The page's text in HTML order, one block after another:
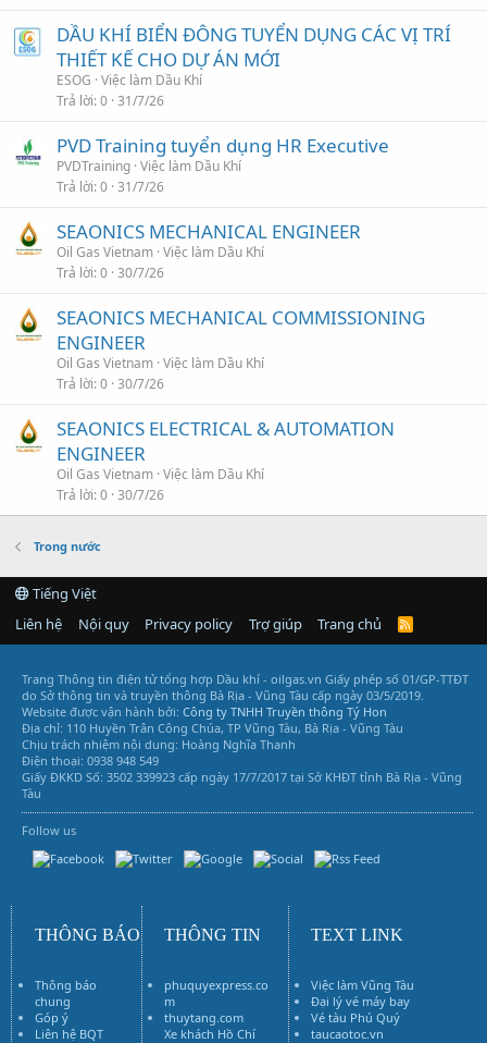
DẦU KHÍ BIỂN ĐÔNG TUYỂN DỤNG CÁC VỊ TRÍ
THIẾT KẾ CHO DỰ ÁN MỚI
ESOG Việc làm Dầu Khí
Trả lời 0 31/7/26
PVD Training tuyển dụng HR Executive
PVDTraining Việc làm Dầu Khí
Trả lời 0 31/7/26
SEAONICS MECHANICAL ENGINEER
Oil Gas Vietnam Việc làm Dầu Khí
Trả lời 0 30/7/26
SEAONICS MECHANICAL COMMISSIONING
ENGINEER
Oil Gas Vietnam Việc làm Dầu Khí
Trả lời 0 30/7/26
SEAONICS ELECTRICAL & AUTOMATION
ENGINEER
Oil Gas Vietnam Việc làm Dầu Khí
Trả lời 0 30/7/26
Trong nước
Tiếng Việt
Liên hệ
Nội quy Privacy policy Trợ giúp Trang chủ
R
Trang Thông tin điện tử tổng hợp Dầu khí - oilgas.vn Giấy phép số 01/GP-TTĐT
do Sở thông tin và truyền thông Bà Rịa - Vũng Tàu cấp ngày 03/5/2019.
Website được vận hành bởi: Công ty TNHH Truyền thông Tý Hon
Địa chỉ: 110 Huyền Trân Công Chúa, TP Vũng Tàu, Bà Rịa - Vũng Tàu
Chịu trách nhiệm nội dung: Hoàng Nghĩa Thanh
Điện thoại: 0938 948 549
Giấy ĐKKD Số: 3502 339923 cấp ngày 17/7/2017 tại Sở KHĐT tỉnh Bà Rịa - Vũng
Tàu
Follow us
THÔNG BÁO
Thông báo
chung
Góp ý
Liên hệ BQT
THÔNG TIN
phuquyexpress.co
m
thuytang.com
Xe khách Hồ Chí
TEXT LINK
Việc làm Vũng Tàu
Đại lý vé máy bay
Vé tàu Phú Quý
taucaotoc.vn